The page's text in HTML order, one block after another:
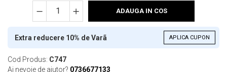
ADAUGA IN COS
Extra reducere 10% de Varã APLICA CUPON
Cod Produs: C747
Ai nevoie de ajutor? 0736677133